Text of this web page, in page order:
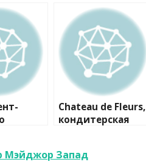
Chateau de Fleurs,
кондитерская
Мэйджор Запад